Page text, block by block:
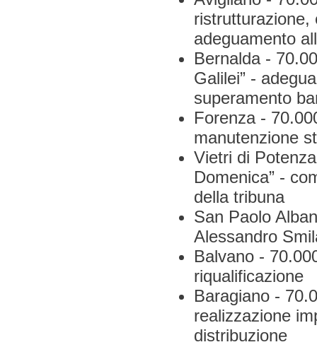
ristrutturazione,
adeguamento
Bernalda -
Galilei” -
superamento
Forenza -
manutenzione
Vietri di
Domenica” -
della tribuna
San Paolo
Alessandro
Balvano -
riqualificazione
Baragiano -
realizzazione
distribuzione